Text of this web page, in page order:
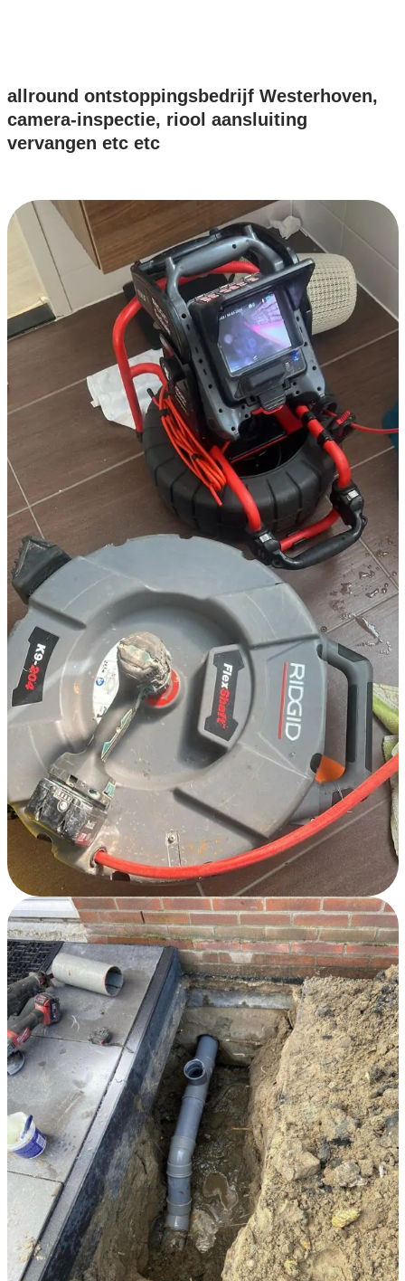
allround ontstoppingsbedrijf Westerhoven,
camera-inspectie, riool aansluiting
vervangen etc etc